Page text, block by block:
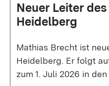
Neuer Leiter
Heidelberg
Mathias Brecht ist
Heidelberg. Er folgt
zum 1. Juli 2026 in